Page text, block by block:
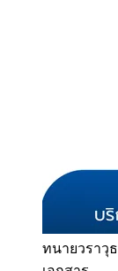
ทนายวราวุธ